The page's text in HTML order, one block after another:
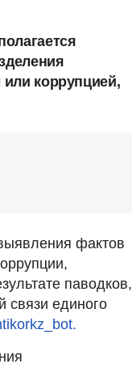
коррупцией,
фактов
паводков,
связи единого